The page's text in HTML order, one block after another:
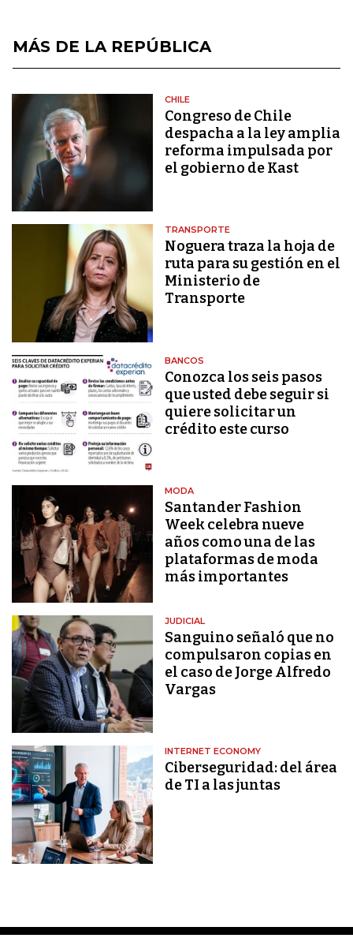
MÁS DE LA REPÚBLICA
CHILE
Congreso de Chile
despacha a la ley amplia
reforma impulsada por
el gobierno de Kast
TRANSPORTE
Noguera traza la hoja de
ruta para su gestión en el
Ministerio de
Transporte
BANCOS
Conozca los seis pasos
que usted debe seguir si
quiere solicitar un
crédito este curso
MODA
Santander Fashion
Week celebra nueve
años como una de las
plataformas de moda
más importantes
JUDICIAL
Sanguino señaló que no
compulsaron copias en
el caso de Jorge Alfredo
Vargas
INTERNET ECONOMY
Ciberseguridad: del área
de TI a las juntas